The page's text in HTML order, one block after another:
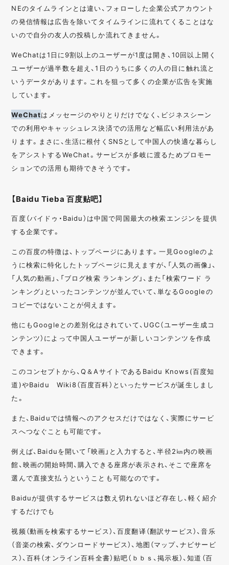
NEのタイムラインとは違い、フォローした企業公式アカウント
の発信情報は広告を除いてタイムラインに流れてくることはな
いので自分の友人の投稿しか流れてきません。
WeChatは1日に9割以上のユーザーが1度は開き、10回以上開く
ユーザーが過半数を超え、1日のうちに多くの人の目に触れ流と
いうデータがあります。これを狙って多くの企業が広告を実施
しています。
WeChatはメッセージのやりとりだけでなく、ビジネスシーン
での利用やキャッシュレス決済での活用など幅広い利用法があ
ります。まさに、生活に根付くSNSとして中国人の快適な暮らし
をアシストするWeChat。サービスが多岐に渡るためプロモー
ションでの活用も期待できそうです。
【Baidu Tieba 百度贴吧】
百度（バイドゥ・Baidu）は中国で同国最大の検索エンジンを提供
する企業です。
この百度の特徴は、トップページにあります。一見Googleのよ
うに検索に特化したトップページに見えますが、「人気の画像」、
「人気の動画」、「ブログ検索 ランキング」、また「検索ワード ラ
ンキング」といったコンテンツが並んでいて、単なるGoogleの
コピーではないことが伺えます。
他にもGoogleとの差別化はされていて、UGC（ユーザー生成コ
ンテンツ）によって中国人ユーザーが新しいコンテンツを作成
できます。
このコンセプトから、Q＆AサイトであるBaidu Knows(百度知
道)やBaidu Wiki8（百度百科）といったサービスが誕生しまし
た。
また、Baiduでは情報へのアクセスだけではなく、実際にサービ
スへつなぐことも可能です。
例えば、Baiduを開いて「映画」と入力すると、半径2㎞内の映画
館、映画の開始時間、購入できる座席が表示され、そこで座席を
選んで直接支払うということも可能なのです。
Baiduが提供するサービスは数え切れないほど存在し、軽く紹介
するだけでも
视频（動画を検索するサービス）、百度翻译（翻訳サービス）、音乐
（音楽の検索、ダウンロードサービス）、地图（マップ、ナビサービ
ス）、百科（オンライン百科全書）贴吧（ｂｂｓ、掲示板）、知道（百